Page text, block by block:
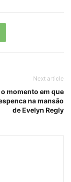
Next article
o momento em que
na mansão
de Evelyn Regly